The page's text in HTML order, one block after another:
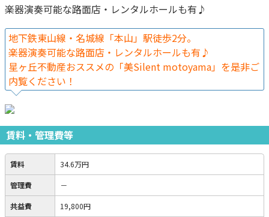
楽器演奏可能な路面店・レンタルホールも有♪
地下鉄東山線・名城線「本山」駅徒歩2分。
楽器演奏可能な路面店・レンタルホールも有♪
星ヶ丘不動産おススメの「美Silent motoyama」を是非ご
内覧ください！
賃料・管理費等
賃料 34.6万円
管理費 －
共益費 19,800円